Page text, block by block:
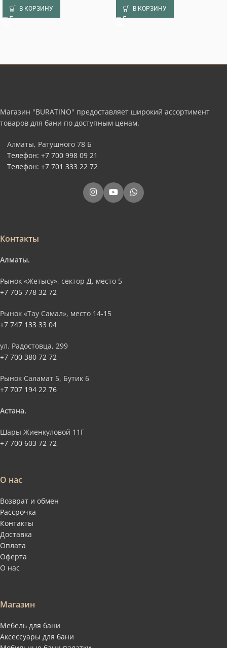
В КОРЗИНУ В КОРЗИНУ
Магазин "BURATINO" предоставляет широкий ассортимент
товаров для бани по доступным ценам.
Алматы, Ратушного 78 Б
Телефон: +7 700 998 09 21
Телефон: +7 701 333 22 72
Контакты
Алматы.
Рынок «Жетысу», сектор Д, место 5
+7 705 778 32 72
Рынок «Тау Самал», место 14-15
+7 747 133 33 04
ул. Радостовца, 299
+7 700 380 72 72
Рынок Саламат 5, Бутик 6
+7 707 194 22 76
Астана.
Шары Жиенкуловой 11Г
+7 700 603 72 72
О нас
Возврат и обмен
Рассрочка
Контакты
Доставка
Оплата
Оферта
О нас
Магазин
Мебель для бани
Аксессуары для бани